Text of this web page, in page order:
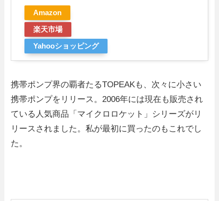
Amazon
楽天市場
Yahooショッピング
携帯ポンプ界の覇者たるTOPEAKも、次々に小さい
携帯ポンプをリリース。2006年には現在も販売され
ている人気商品「マイクロロケット」シリーズがリ
リースされました。私が最初に買ったのもこれでし
た。